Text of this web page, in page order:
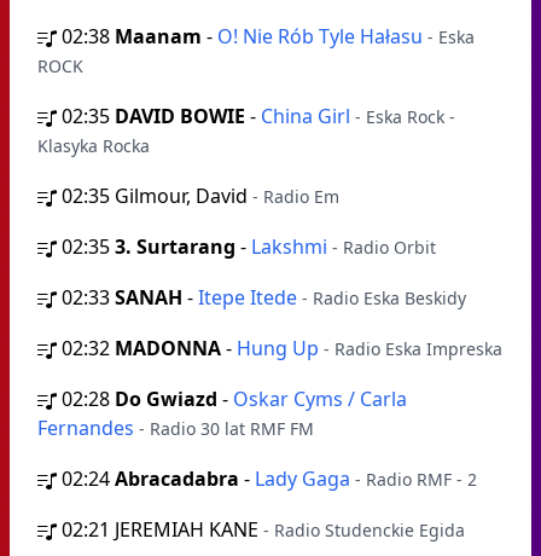
02:38 Maanam - O! Nie Rób Tyle Hałasu - Eska
ROCK
02:35 DAVID BOWIE - China Girl - Eska Rock -
Klasyka Rocka
02:35 Gilmour, David - Radio Em
02:353. Surtarang - Lakshmi - Radio Orbit
02:33SANAH -Itepe Itede - Radio Eska Beskidy
02:32 MADONNA- Hung Up - Radio Eska Impreska
02:28 Do Gwiazd - Oskar Cyms / Carla
Fernandes - Radio 30 lat RMF FM
02:24Abracadabra - Lady Gaga - Radio RMF - 2
02:21 JEREMIAH KANE - Radio Studenckie Egida